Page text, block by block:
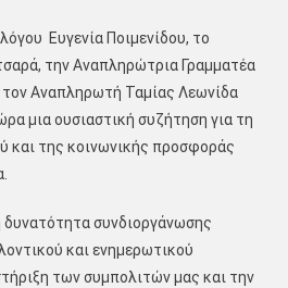
Ευγενία Ποιμενίδου, το
την Αναπληρώτρια Γραμματέα
τον Αναπληρωτή Ταμίας Λεωνίδα
μια ουσιαστική συζήτηση για τη
και της κοινωνικής προσφοράς
συνδιοργάνωσης
και ενημερωτικού
των συμπολιτών μας και την